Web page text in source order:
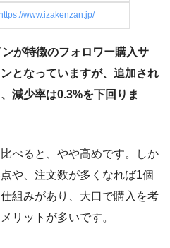
www.izakenzan.jp/
が特徴のフォロワー購入サ
となっていますが、追加され
減少率は0.3%を下回りま
べると、やや高めです。しか
や、注文数が多くなれば1個
組みがあり、大口で購入を考
リットが多いです。